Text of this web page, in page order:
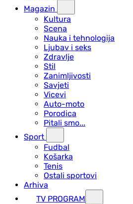
Magazin
Kultura
Scena
Nauka i tehnologija
Ljubav i seks
Zdravlje
Stil
Zanimljivosti
Savjeti
Vicevi
Auto-moto
Porodica
Pitali smo...
Sport
Fudbal
Košarka
Tenis
Ostali sportovi
Arhiva
TV PROGRAM